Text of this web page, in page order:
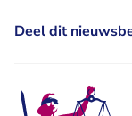
Deel dit